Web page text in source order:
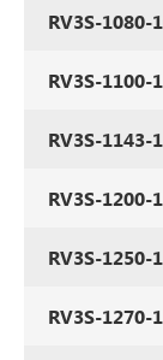
RV3S-1080-
RV3S-1100-
RV3S-1143-
RV3S-1200-
RV3S-1250-
RV3S-1270-